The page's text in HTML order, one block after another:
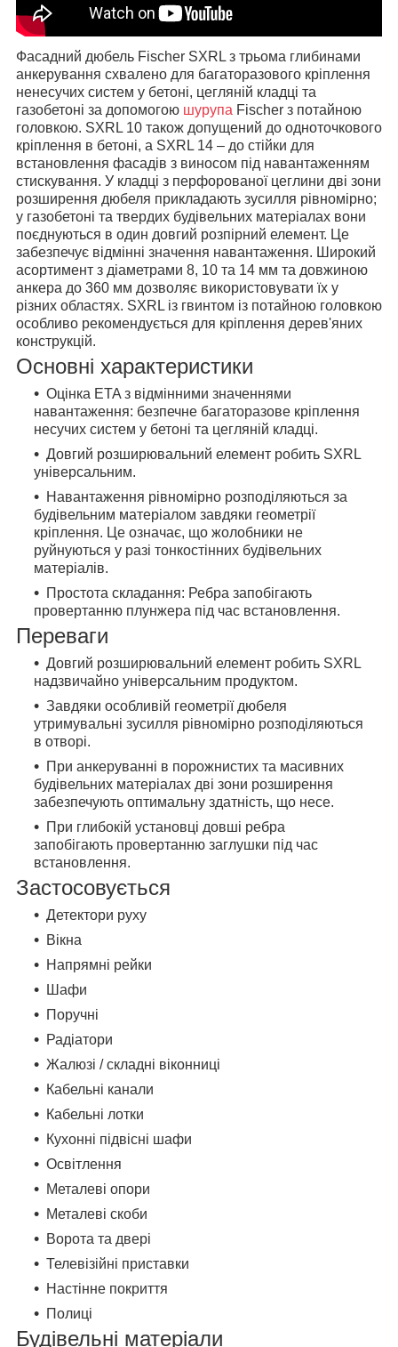
Фасадний дюбель Fischer SXRL з трьома глибинами
анкерування схвалено для багаторазового кріплення
ненесучих систем у бетоні, цегляній кладці та
газобетоні за допомогою шурупа Fischer з потайною
головкою. SXRL 10 також допущений до одноточкового
кріплення в бетоні, а SXRL 14 – до стійки для
встановлення фасадів з виносом під навантаженням
стискування. У кладці з перфорованої цеглини дві зони
розширення дюбеля прикладають зусилля рівномірно;
у газобетоні та твердих будівельних матеріалах вони
поєднуються в один довгий розпірний елемент. Це
забезпечує відмінні значення навантаження. Широкий
асортимент з діаметрами 8, 10 та 14 мм та довжиною
анкера до 360 мм дозволяє використовувати їх у
різних областях. SXRL із гвинтом із потайною головкою
особливо рекомендується для кріплення дерев'яних
конструкцій.
Основні характеристики
Оцінка ETA з відмінними значеннями
навантаження: безпечне багаторазове кріплення
несучих систем у бетоні та цегляній кладці.
Довгий розширювальний елемент робить SXRL
універсальним.
Навантаження рівномірно розподіляються за
будівельним матеріалом завдяки геометрії
кріплення. Це означає, що жолобники не
руйнуються у разі тонкостінних будівельних
матеріалів.
Простота складання: Ребра запобігають
провертанню плунжера під час встановлення.
Переваги
Довгий розширювальний елемент робить SXRL
надзвичайно універсальним продуктом.
Завдяки особливій геометрії дюбеля
утримувальні зусилля рівномірно розподіляються
в отворі.
При анкеруванні в порожнистих та масивних
будівельних матеріалах дві зони розширення
забезпечують оптимальну здатність, що несе.
При глибокій установці довші ребра
запобігають провертанню заглушки під час
встановлення.
Застосовується
Детектори руху
Вікна
Напрямні рейки
Шафи
Поручні
Радіатори
Жалюзі / складні віконниці
Кабельні канали
Кабельні лотки
Кухонні підвісні шафи
Освітлення
Металеві опори
Металеві скоби
Ворота та двері
Телевізійні приставки
Настінне покриття
Полиці
Будівельні матеріали